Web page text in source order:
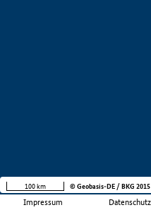
Impressum
100 km © Geobasis-DE / BKG 2015